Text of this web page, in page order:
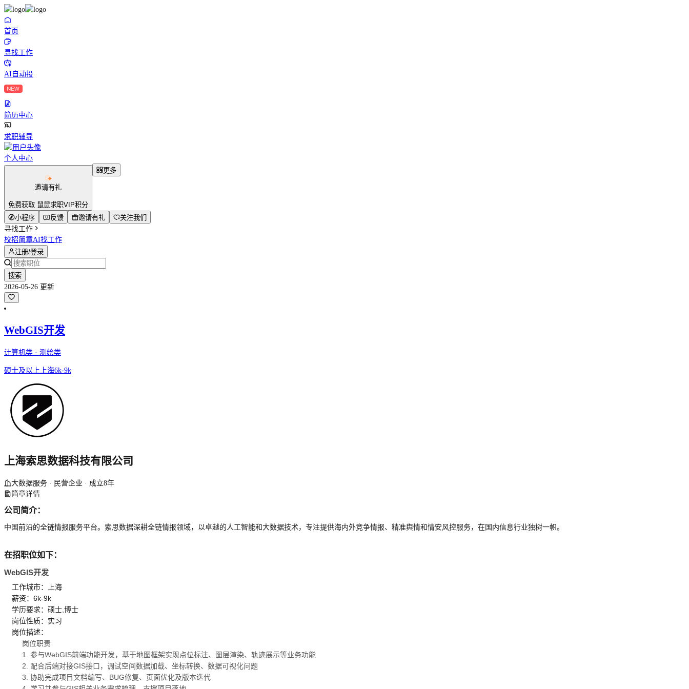
首页
寻找工作
AI自动投
简历中心
求职辅导
个人中心
邀请有礼
免费获取 鼠鼠求职VIP积分
更多
小程序 反馈 邀请有礼
关注我们
寻找工作
校招简章AI找工作
注册/登录
搜索
2026-05-26 更新
WebGIS开发
计算机类 · 测绘类
硕士及以上 上海6k-9k
上海索思数据科技有限公司
大数据服务 · 民营企业 · 成立8年
简章详情
公司简介：
中国前沿的全链情报服务平台。索思数据深耕全链情报领域，以卓越的人工智能和大数据技术，专注提供海内外竞争情报、精准舆情和情安风控服务，在国内信息行业独树一帜。
在招职位如下：
WebGIS开发
工作城市：上海
薪资：6k-9k
学历要求：硕士,博士
岗位性质：实习
岗位描述：
岗位职责
1. 参与WebGIS前端功能开发，基于地图框架实现点位标注、图层渲染、轨迹展示等业务功能
2. 配合后端对接GIS接口，调试空间数据加载、坐标转换、数据可视化问题
3. 协助完成项目文档编写、BUG修复、页面优化及版本迭代